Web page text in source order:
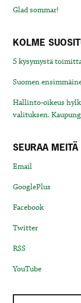
Glad sommar!
KOLME
5 kysymystä
Suomen
Hallinto-oikeus
valituksen.
SEURAA
Email
GooglePlus
Facebook
Twitter
RSS
YouTube